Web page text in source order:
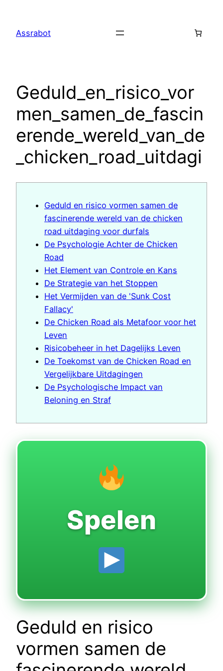
Assrabot
Geduld_en_risico_vor
men_samen_de_fascin
erende_wereld_van_de
_chicken_road_uitdagi
Geduld en risico vormen samen de
fascinerende wereld van de chicken
road uitdaging voor durfals
De Psychologie Achter de Chicken
Road
Het Element van Controle en Kans
De Strategie van het Stoppen
Het Vermijden van de 'Sunk Cost
Fallacy'
De Chicken Road als Metafoor voor het
Leven
Risicobeheer in het Dagelijks Leven
De Toekomst van de Chicken Road en
Vergelijkbare Uitdagingen
De Psychologische Impact van
Beloning en Straf
Spelen
Geduld en risico
vormen samen de